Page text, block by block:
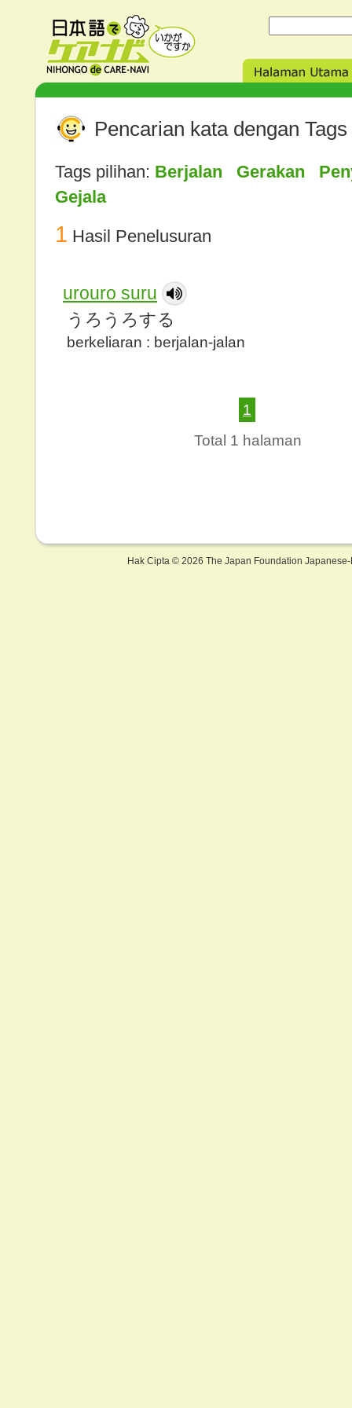
Pencarian kata dengan Tags
Tags pilihan: Berjalan Gerakan
Gejala
1 Hasil Penelusuran
urouro suru
うろうろする
berkeliaran : berjalan-jalan
1
Total 1 halaman
Hak Cipta © 2026 The Japan Foundation